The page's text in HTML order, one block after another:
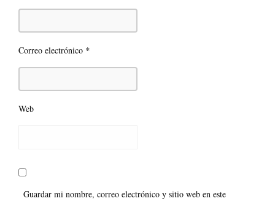
Correo electrónico *
Web
Guardar mi nombre, correo electrónico y sitio web en este